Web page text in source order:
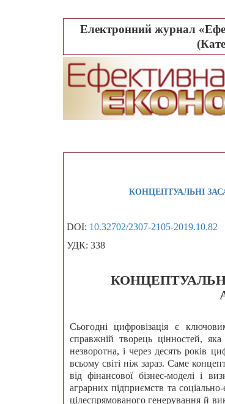
Електронний журнал
КОНЦЕПТУАЛЬНІ
DOI: 10.32702/2307-2105-2019.10.82
УДК: 338
Сьогодні цифровізація є
справжній творець цінностей,
незворотна, і через десять років
всьому світі ніж зараз. Саме
від фінансової бізнес-моделі і
аграрних підприємств та
цілеспрямованого генерування й